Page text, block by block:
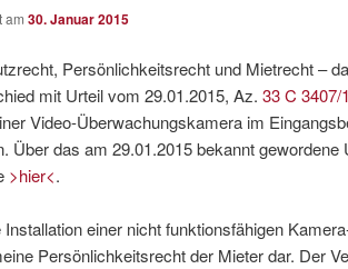
am 30. Januar 2015
Persönlichkeitsrecht und Mietrecht –
mit Urteil vom 29.01.2015, Az. 33 C 3407/
Video-Überwachungskamera im
Über das am 29.01.2015 bekannt gewordene
>hier<.
Installation einer nicht funktionsfähigen
Persönlichkeitsrecht der Mieter dar. Der